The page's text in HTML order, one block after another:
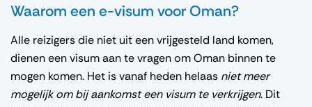
Waarom een e-visum voor Oman?
Alle reizigers die niet uit een vrijgesteld land komen,
dienen een visum aan te vragen om Oman binnen te
mogen komen. Het is vanaf heden helaas niet meer
mogelijk om bij aankomst een visum te verkrijgen. Dit